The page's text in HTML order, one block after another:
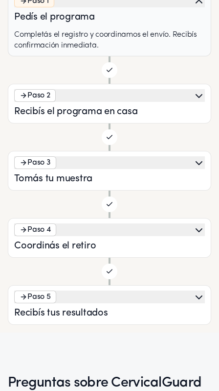
Pedís el programa
Completás el registro y coordinamos el envío. Recibís
confirmación inmediata.
Paso 2
Recibís el programa en casa
Paso 3
Tomás tu muestra
Paso 4
Coordinás el retiro
Paso 5
Recibís tus resultados
Preguntas sobre CervicalGuard